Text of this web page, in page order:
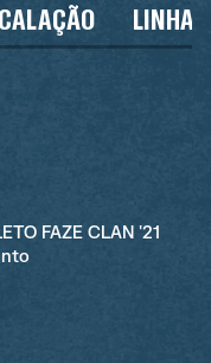
LINHA
FAZE CLAN '21